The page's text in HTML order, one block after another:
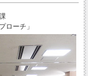
ローチ」